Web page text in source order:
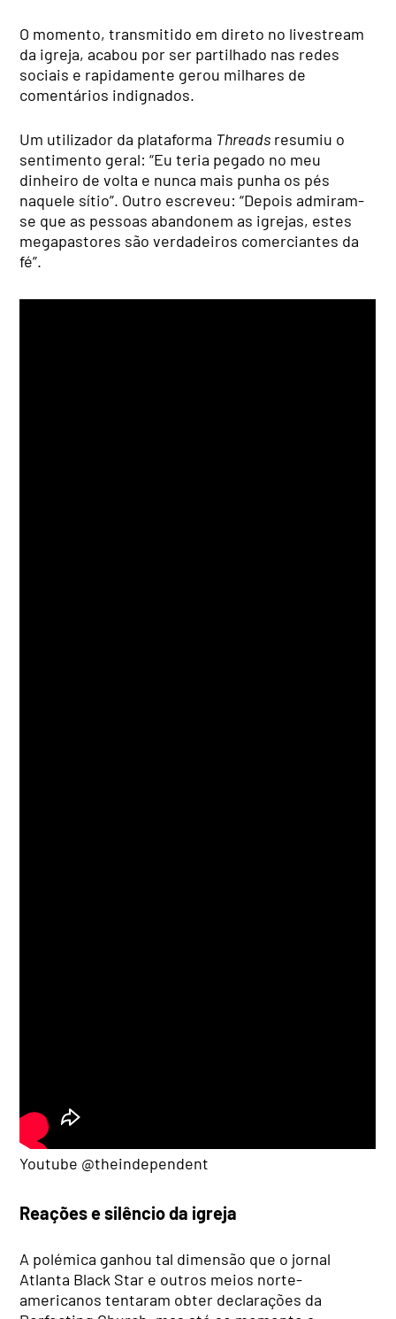
O momento, transmitido em direto no livestream
da igreja, acabou por ser partilhado nas redes
sociais e rapidamente gerou milhares de
comentários indignados.
Um utilizador da plataforma Threads resumiu o
sentimento geral: “Eu teria pegado no meu
dinheiro de volta e nunca mais punha os pés
naquele sítio”. Outro escreveu: “Depois admiram-
se que as pessoas abandonem as igrejas, estes
megapastores são verdadeiros comerciantes da
fé”.
Youtube @theindependent
Reações e silêncio da igreja
A polémica ganhou tal dimensão que o jornal
Atlanta Black Star e outros meios norte-
americanos tentaram obter declarações da